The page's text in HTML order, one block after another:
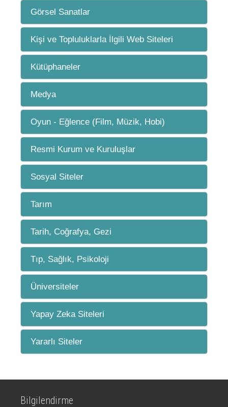
Görsel Sanatlar
Kişi ve Topluluklarla İlgili Web Siteleri
Kütüphaneler
Medya
Oyun - Eğlence (Film, Müzik, Hobi)
Resmi Kurum ve Kuruluşlar
Sosyal Siteler
Tarım
Tarih, Coğrafya, Gezi
Tıp, Sağlık, Psikoloji
Üniversiteler
Yapay Zeka Siteleri
Yararlı Siteler
Bilgilendirme